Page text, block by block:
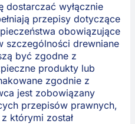
dostarczać wyłącznie
przepisy dotyczące
obowiązujące
szczególności drewniane
być zgodne z
produkty lub
zgodnie z
jest zobowiązany
przepisów prawnych,
którymi został